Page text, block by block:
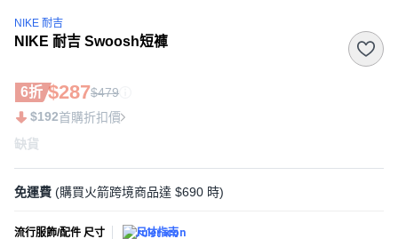
NIKE 耐吉
NIKE 耐吉 Swoosh短褲
6折 $287$479
$192首購折扣價
缺貨
免運費 (購買火箭跨境商品達 $690 時)
流行服飾/配件 尺寸 尺寸指南